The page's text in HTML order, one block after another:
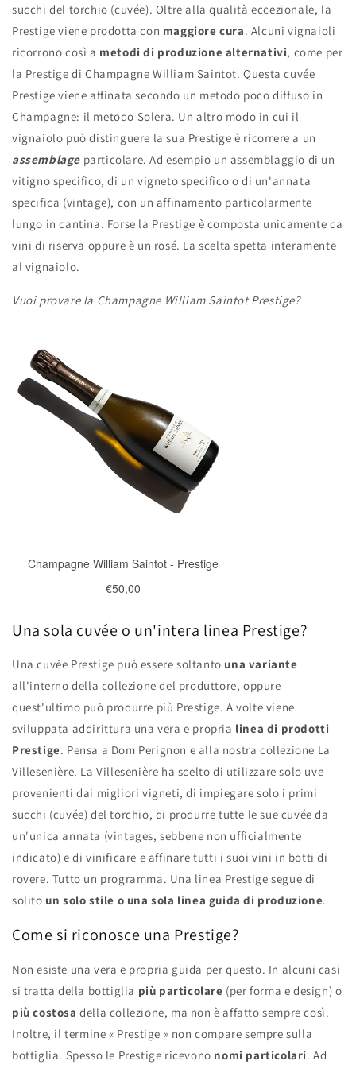
succhi del torchio (cuvée). Oltre alla qualità eccezionale, la
Prestige viene prodotta con maggiore cura. Alcuni vignaioli
ricorrono così a metodi di produzione alternativi, come per
la Prestige di Champagne William Saintot. Questa cuvée
Prestige viene affinata secondo un metodo poco diffuso in
Champagne: il metodo Solera. Un altro modo in cui il
vignaiolo può distinguere la sua Prestige è ricorrere a un
assemblage particolare. Ad esempio un assemblaggio di un
vitigno specifico, di un vigneto specifico o di un'annata
specifica (vintage), con un affinamento particolarmente
lungo in cantina. Forse la Prestige è composta unicamente da
vini di riserva oppure è un rosé. La scelta spetta interamente
al vignaiolo.
Vuoi provare la Champagne William Saintot Prestige?
Una sola cuvée o un'intera linea Prestige?
Una cuvée Prestige può essere soltanto una variante
all'interno della collezione del produttore, oppure
quest'ultimo può produrre più Prestige. A volte viene
sviluppata addirittura una vera e propria linea di prodotti
Prestige. Pensa a Dom Perignon e alla nostra collezione La
Villesenière. La Villesenière ha scelto di utilizzare solo uve
provenienti dai migliori vigneti, di impiegare solo i primi
succhi (cuvée) del torchio, di produrre tutte le sue cuvée da
un'unica annata (vintages, sebbene non ufficialmente
indicato) e di vinificare e affinare tutti i suoi vini in botti di
rovere. Tutto un programma. Una linea Prestige segue di
solito un solo stile o una sola linea guida di produzione.
Come si riconosce una Prestige?
Non esiste una vera e propria guida per questo. In alcuni casi
si tratta della bottiglia più particolare (per forma e design) o
più costosa della collezione, ma non è affatto sempre così.
Inoltre, il termine « Prestige » non compare sempre sulla
bottiglia. Spesso le Prestige ricevono nomi particolari. Ad